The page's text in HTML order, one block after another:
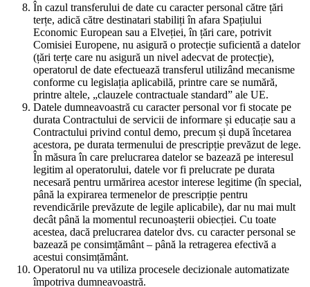
În cazul transferului de date cu caracter personal către țări
terțe, adică către destinatari stabiliți în afara Spațiului
Economic European sau a Elveției, în țări care, potrivit
Comisiei Europene, nu asigură o protecție suficientă a datelor
(țări terțe care nu asigură un nivel adecvat de protecție),
operatorul de date efectuează transferul utilizând mecanisme
conforme cu legislația aplicabilă, printre care se numără,
printre altele, „clauzele contractuale standard” ale UE.
Datele dumneavoastră cu caracter personal vor fi stocate pe
durata Contractului de servicii de informare și educație sau a
Contractului privind contul demo, precum și după încetarea
acestora, pe durata termenului de prescripție prevăzut de lege.
În măsura în care prelucrarea datelor se bazează pe interesul
legitim al operatorului, datele vor fi prelucrate pe durata
necesară pentru urmărirea acestor interese legitime (în special,
până la expirarea termenelor de prescripție pentru
revendicările prevăzute de legile aplicabile), dar nu mai mult
decât până la momentul recunoașterii obiecției. Cu toate
acestea, dacă prelucrarea datelor dvs. cu caracter personal se
bazează pe consimțământ – până la retragerea efectivă a
acestui consimțământ.
Operatorul nu va utiliza procesele decizionale automatizate
împotriva dumneavoastră.